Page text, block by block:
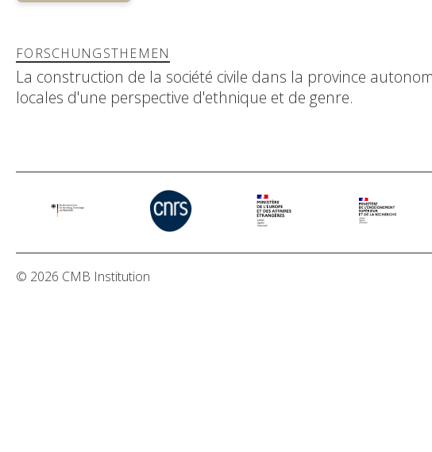
FORSCHUNGSTHEMEN
La construction de la société civile dans la province
locales d'une perspective d'ethnique et de genre.
© 2026 CMB Institution